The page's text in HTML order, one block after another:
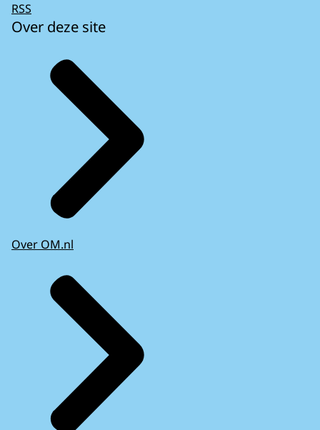
RSS
Over deze site
Over OM.nl